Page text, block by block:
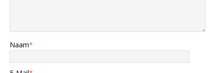
Naam*